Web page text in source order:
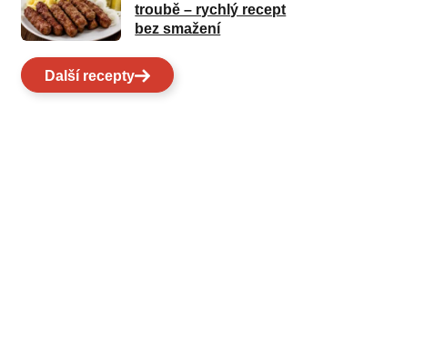
troubě – rychlý recept
bez smažení
Další recepty